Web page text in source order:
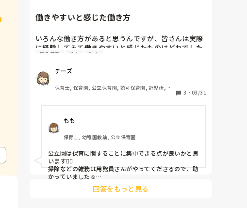
働きやすいと感じた働き方
いろんな働き方があると思うんですが、皆さんは実際
に経験してみて働きやすいと感じたものはどれでした
か？
範囲で教えていただけると嬉しいです。
理由もあわせて聞かせてもらえると参考になります。
病児保育 公立 私立
チーズ
保育士, 保育園, 公立保育園, 認可保育園, 託児所, そ
3 ・ 03/31
もも
保育士, 幼稚園教諭, 公立保育園
公立園は保育に関することに集中できる点が良いかと思
います🙆‍♀️
掃除などの雑務は用務員さんがやってくださるので、助
かっていました☺️
あとは同じ園でも、雇用形態で働きやすさは全然違うだ
回答をもっと見る